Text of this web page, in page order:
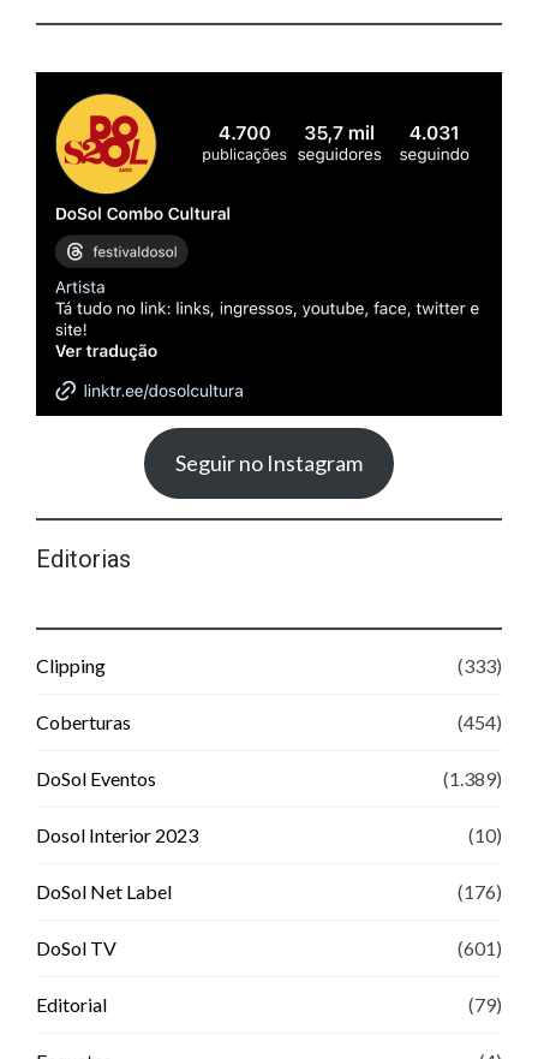
Seguir no Instagram
Editorias
Clipping (333)
Coberturas (454)
DoSol Eventos (1.389)
Dosol Interior 2023 (10)
DoSol Net Label (176)
DoSol TV (601)
Editorial (79)